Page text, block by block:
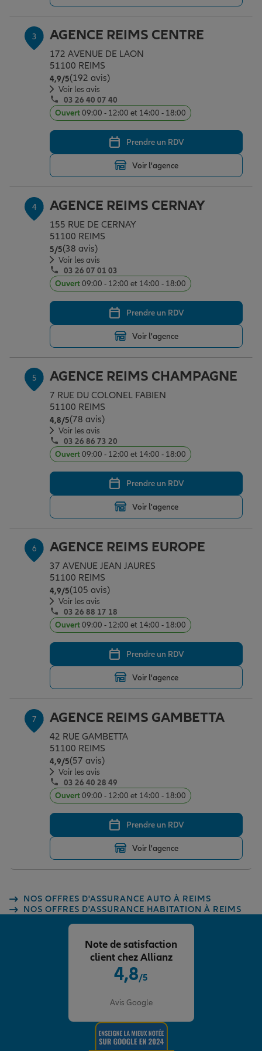
Garantie des accidents de la vie
Assurance scolaire
Protection juridique
Tous nos devis d'assurance
3 AGENCE REIMS CENTRE
172 AVENUE DE LAON
51100 REIMS
4,9/5Note de 4.9 sur 5
(192 avis)
Voir les avis
03 26 40 07 40
Ouvert09:00 - 12:00 et 14:00 - 18:00
Prendre un RDV
Voir l'agence
4 AGENCE REIMS CERNAY
155 RUE DE CERNAY
51100 REIMS
5/5Note de 5 sur 5
(38 avis)
Voir les avis
03 26 07 01 03
Ouvert09:00 - 12:00 et 14:00 - 18:00
Prendre un RDV
Voir l'agence
5 AGENCE REIMS CHAMPAGNE
7 RUE DU COLONEL FABIEN
51100 REIMS
4,8/5Note de 4.8 sur 5
(78 avis)
Voir les avis
03 26 86 73 20
Ouvert09:00 - 12:00 et 14:00 - 18:00
Prendre un RDV
Voir l'agence
6 AGENCE REIMS EUROPE
37 AVENUE JEAN JAURES
51100 REIMS
4,9/5Note de 4.9 sur 5
(105 avis)
Voir les avis
03 26 88 17 18
Ouvert09:00 - 12:00 et 14:00 - 18:00
Prendre un RDV
Voir l'agence
7 AGENCE REIMS GAMBETTA
42 RUE GAMBETTA
51100 REIMS
4,9/5Note de 4.9 sur 5
(57 avis)
Voir les avis
03 26 40 28 49
Ouvert09:00 - 12:00 et 14:00 - 18:00
Prendre un RDV
Voir l'agence
NOS OFFRES D'ASSURANCE AUTO À REIMS
NOS OFFRES D'ASSURANCE HABITATION À REIMS
4,8/5
Avis Google
Note de satisfaction
client chez Allianz